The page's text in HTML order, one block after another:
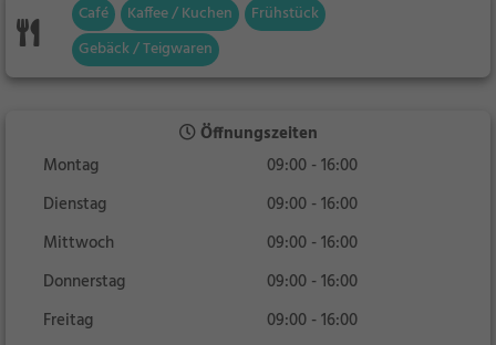
Café Kaffee / Kuchen
Frühstück
Gebäck / Teigwaren
Öffnungszeiten
Montag
09:00 - 16:00
Dienstag
09:00 - 16:00
Mittwoch
09:00 - 16:00
Donnerstag
09:00 - 16:00
Freitag
09:00 - 16:00